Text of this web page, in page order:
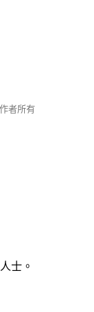
者所有
士。